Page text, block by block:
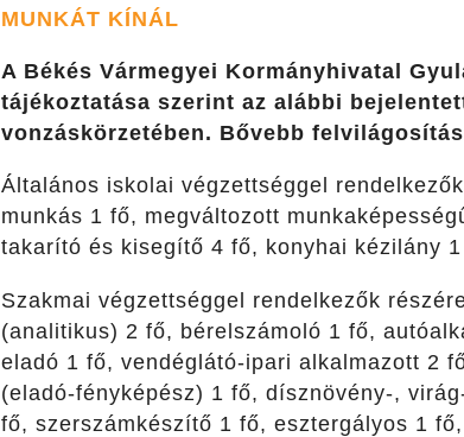
MUNKÁT KÍNÁL
A Békés Vármegyei Kormányhivatal
tájékoztatása szerint az alábbi
vonzáskörzetében. Bővebb
Általános iskolai végzettséggel
munkás 1 fő, megváltozott
takarító és kisegítő 4 fő, konyhai kézilány
Szakmai végzettséggel rendelkezők
(analitikus) 2 fő, bérelszámoló 1 fő,
eladó 1 fő, vendéglátó-ipari alkalmazott 2
(eladó-fényképész) 1 fő, dísznövény-,
fő, szerszámkészítő 1 fő, esztergályos 1